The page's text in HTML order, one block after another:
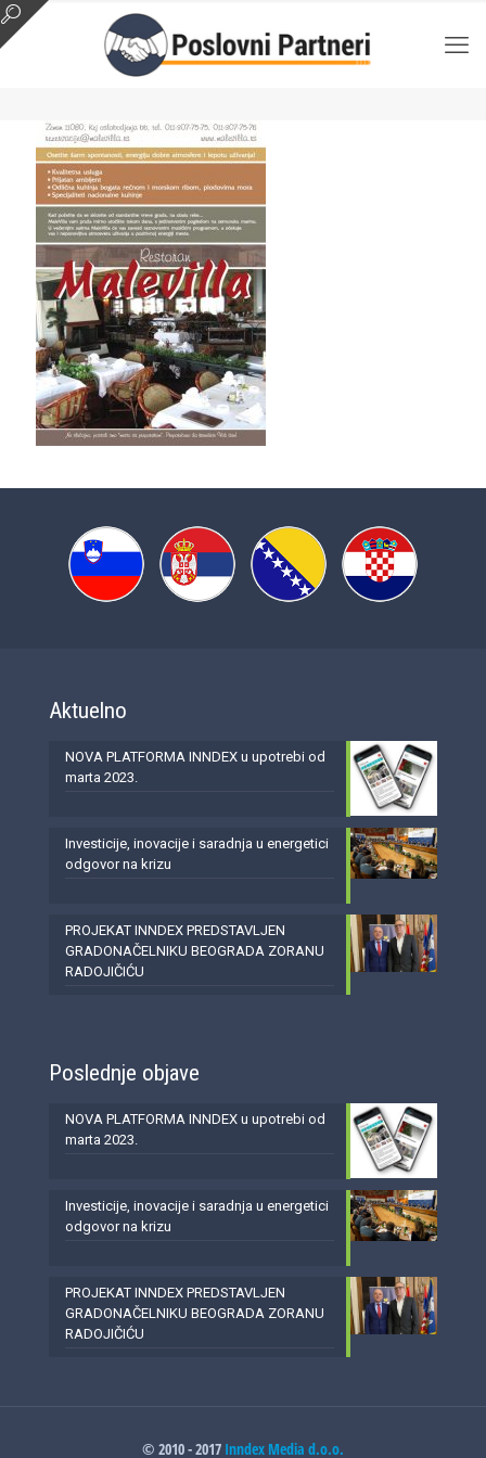
Aktuelno
NOVA PLATFORMA INNDEX u upotrebi od
marta 2023.
Investicije, inovacije i saradnja u energetici
odgovor na krizu
PROJEKAT INNDEX PREDSTAVLJEN
GRADONAČELNIKU BEOGRADA ZORANU
RADOJIČIĆU
Poslednje objave
NOVA PLATFORMA INNDEX u upotrebi od
marta 2023.
Investicije, inovacije i saradnja u energetici
odgovor na krizu
PROJEKAT INNDEX PREDSTAVLJEN
GRADONAČELNIKU BEOGRADA ZORANU
RADOJIČIĆU
© 2010 - 2017 Inndex Media d.o.o.